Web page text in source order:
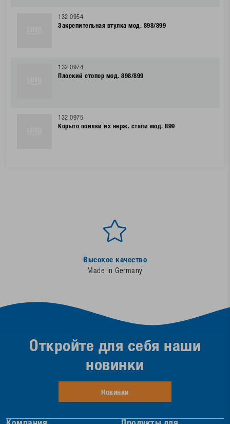
132.0954
Закрепительная втулка мод. 898/899
132.0974
Плоский стопор мод. 898/899
132.0975
Корыто поилки из нерж. стали мод. 899
Высокое качество
Made in Germany
Откройте для себя наши
новинки
Новинки